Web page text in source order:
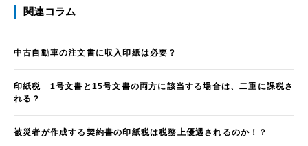
関連コラム
中古自動車の注文書に収入印紙は必要？
印紙税 1号文書と15号文書の両方に該当する場合は、二重に課税さ
れる？
被災者が作成する契約書の印紙税は税務上優遇されるのか！？